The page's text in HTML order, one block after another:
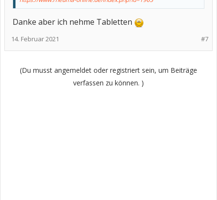
Danke aber ich nehme Tabletten
#7
14. Februar 2021
(Du musst angemeldet oder registriert sein, um Beiträge
verfassen zu können. )